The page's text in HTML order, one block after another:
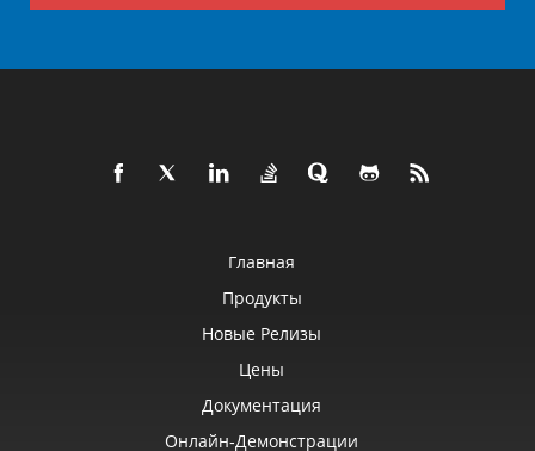
Главная
Продукты
Новые Релизы
Цены
Документация
Онлайн‑демонстрации